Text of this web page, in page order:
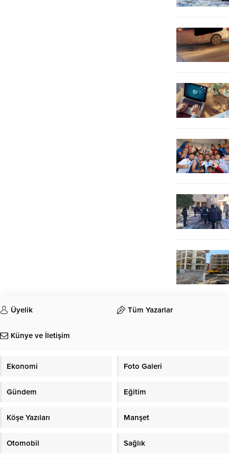
Üyelik Tüm Yazarlar
Künye ve İletişim
Ekonomi Foto Galeri
Gündem Eğitim
Köşe Yazıları Manşet
Otomobil Sağlık